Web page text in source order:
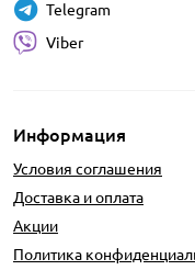
Информация
Условия соглашения
Доставка и оплата
Акции
Политика
Telegram
Viber